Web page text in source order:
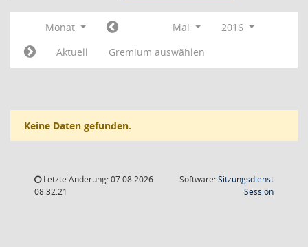
Monat Mai
2016
Aktuell
Gremium auswählen
Keine Daten gefunden.
Letzte Änderung: 07.08.2026
08:32:21
Software:Sitzungsdienst
Session(Wird in